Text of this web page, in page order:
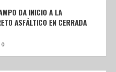
DA INICIO A LA
ASFÁLTICO EN CERRADA
0